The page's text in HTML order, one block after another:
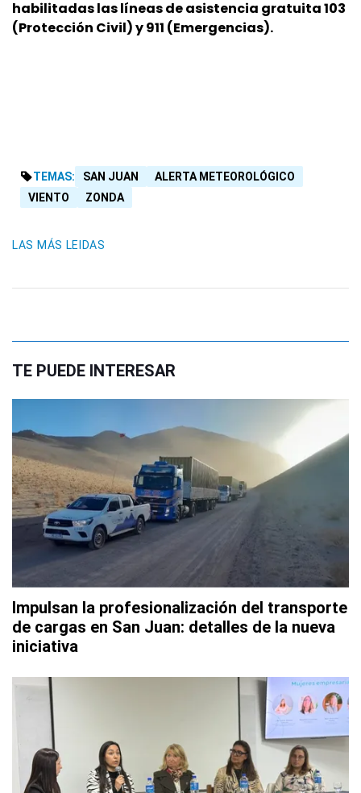
habilitadas las líneas de asistencia gratuita 103
(Protección Civil) y 911 (Emergencias).
TEMAS: SAN JUAN
ALERTA METEOROLÓGICO
VIENTO
ZONDA
LAS MÁS LEIDAS
TE PUEDE INTERESAR
Impulsan la profesionalización del transporte
de cargas en San Juan: detalles de la nueva
iniciativa